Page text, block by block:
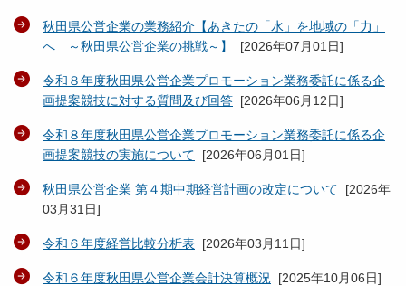
秋田県公営企業の業務紹介【あきたの「水」を地域の「力」
へ ～秋田県公営企業の挑戦～】
[2026年07月01日]
令和８年度秋田県公営企業プロモーション業務委託に係る企
画提案競技に対する質問及び回答 [2026年06月12日]
令和８年度秋田県公営企業プロモーション業務委託に係る企
画提案競技の実施について [2026年06月01日]
秋田県公営企業 第４期中期経営計画の改定について [2026年
03月31日]
令和６年度経営比較分析表 [2026年03月11日]
令和６年度秋田県公営企業会計決算概況 [2025年10月06日]